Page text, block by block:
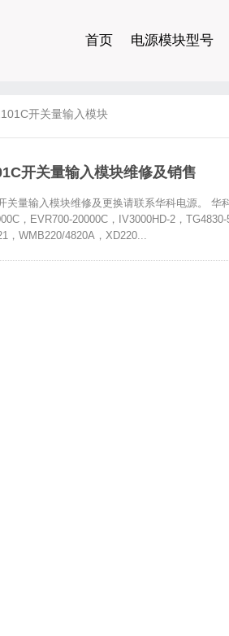
首页 电源模块型号
开关量输入模块
开关量输入模块维修及销售
关量输入模块维修及更换请联系华科电源。 华
，EVR700-20000C，IV3000HD-2，
，WMB220/4820A，XD220...